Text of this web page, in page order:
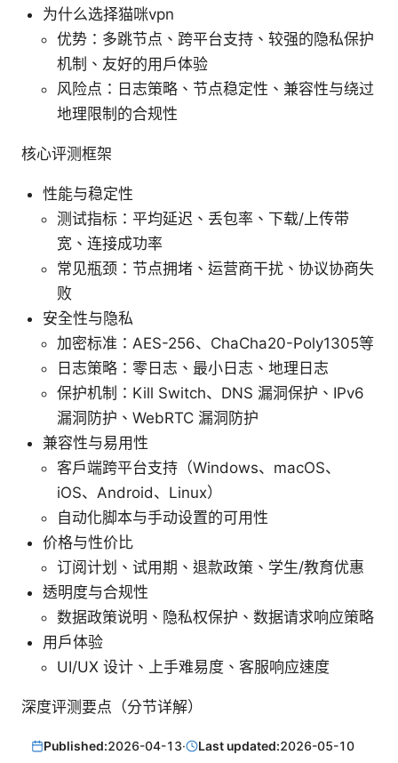
为什么选择猫咪vpn
优势：多跳节点、跨平台支持、较强的隐私保护
机制、友好的用户体验
风险点：日志策略、节点稳定性、兼容性与绕过
地理限制的合规性
核心评测框架
性能与稳定性
测试指标：平均延迟、丢包率、下载/上传带
宽、连接成功率
常见瓶颈：节点拥堵、运营商干扰、协议协商失
败
安全性与隐私
加密标准：AES-256、ChaCha20-Poly1305等
日志策略：零日志、最小日志、地理日志
保护机制：Kill Switch、DNS 漏洞保护、IPv6
漏洞防护、WebRTC 漏洞防护
兼容性与易用性
客户端跨平台支持（Windows、macOS、
iOS、Android、Linux）
自动化脚本与手动设置的可用性
价格与性价比
订阅计划、试用期、退款政策、学生/教育优惠
透明度与合规性
数据政策说明、隐私权保护、数据请求响应策略
用户体验
UI/UX 设计、上手难易度、客服响应速度
深度评测要点（分节详解）
Published:2026-04-13· Last updated:2026-05-10